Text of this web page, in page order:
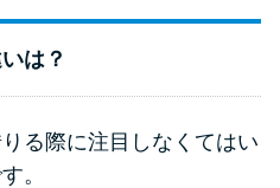
は？
る際に注目しなくてはい
。